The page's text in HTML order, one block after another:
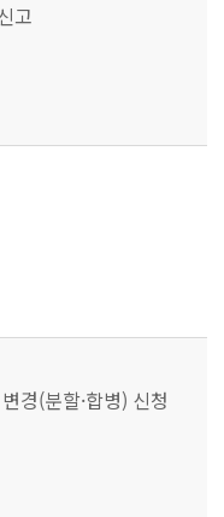
고
경(분할·합병) 신청